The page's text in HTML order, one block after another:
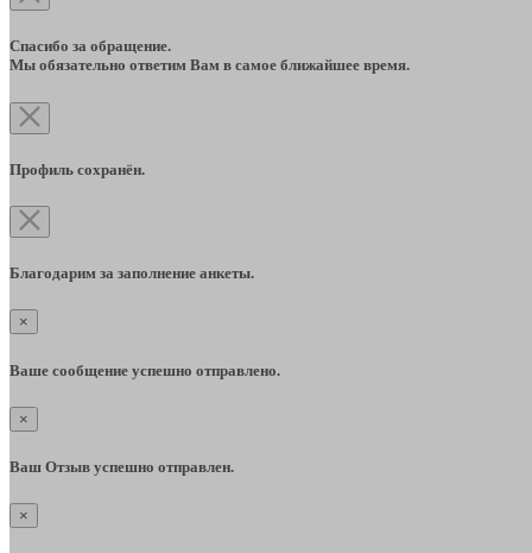
Спасибо за обращение.
Мы обязательно ответим Вам в самое ближайшее время.
Профиль сохранён.
Благодарим за заполнение анкеты.
×
Ваше сообщение успешно отправлено.
×
Ваш Отзыв успешно отправлен.
×